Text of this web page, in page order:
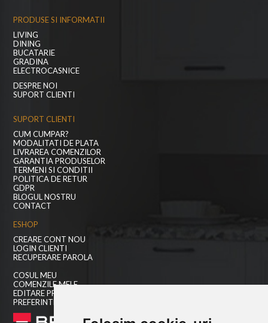
PRODUSE SI INFORMATII
LIVING
DINING
BUCATARIE
GRADINA
ELECTROCASNICE
DESPRE NOI
SUPORT CLIENTI
SUPORT CLIENTI
CUM CUMPAR?
MODALITATI DE PLATA
LIVRAREA COMENZILOR
GARANTIA PRODUSELOR
TERMENI SI CONDITII
POLITICA DE RETUR
GDPR
BLOGUL NOSTRU
CONTACT
ESHOP
CREARE CONT NOU
LOGIN CLIENTI
RECUPERARE PAROLA
COSUL MEU
COMENZILE MELE
EDITARE PROFIL
PREFERINTE COOKIES